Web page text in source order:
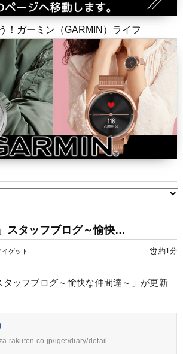
！ガーミン（GARMIN）ライフ
スタッフブログ～愉快…
イゲット 約1分
タッフブログ～愉快な仲間達～」が更新
iget/diary/detail…